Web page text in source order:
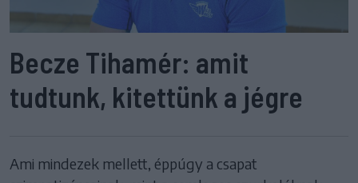
Becze Tihamér: amit
tudtunk, kitettünk a jégre
Ami mindezek mellett, éppúgy a csapat